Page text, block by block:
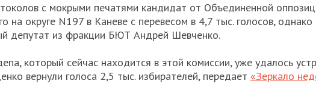
с мокрыми печатями кандидат от Объединенной
на округе N197 в Каневе с перевесом в 4,7 тыс. голосов,
депутат из фракции БЮТ Андрей Шевченко.
который сейчас находится в этой комиссии, уже удалось
вернули голоса 2,5 тыс. избирателей, передает «Зеркало